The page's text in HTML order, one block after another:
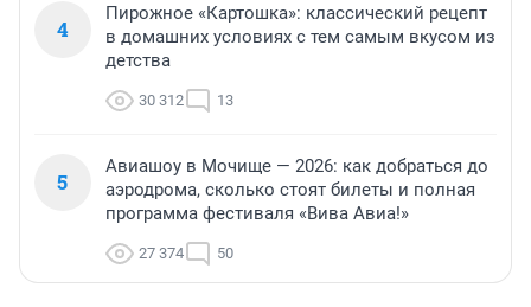
4
Пирожное «Картошка»: классический рецепт
в домашних условиях с тем самым вкусом из
детства
30 312 13
5
Авиашоу в Мочище — 2026: как добраться до
аэродрома, сколько стоят билеты и полная
программа фестиваля «Вива Авиа!»
27 374 50